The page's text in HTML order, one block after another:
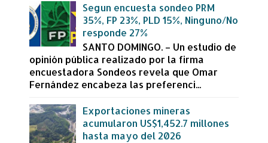
Segun encuesta sondeo PRM
35%, FP 23%, PLD 15%, Ninguno/No
responde 27%
SANTO DOMINGO. – Un estudio de
opinión pública realizado por la firma
encuestadora Sondeos revela que Omar
Fernández encabeza las preferenci...
Exportaciones mineras
acumularon US$1,452.7 millones
hasta mayo del 2026